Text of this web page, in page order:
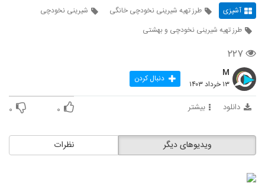
آشپزی طرز تهیه شیرینی نخودچی خانگی
شیرینی نخودچی
طرز تهیه شیرینی نخودچی و بهشتی
۲۲۷
M
۱۳ خرداد ۱۴۰۳ دنبال کردن
دانلود بیشتر ۰ ۰
نظرات ویدیوهای دیگر